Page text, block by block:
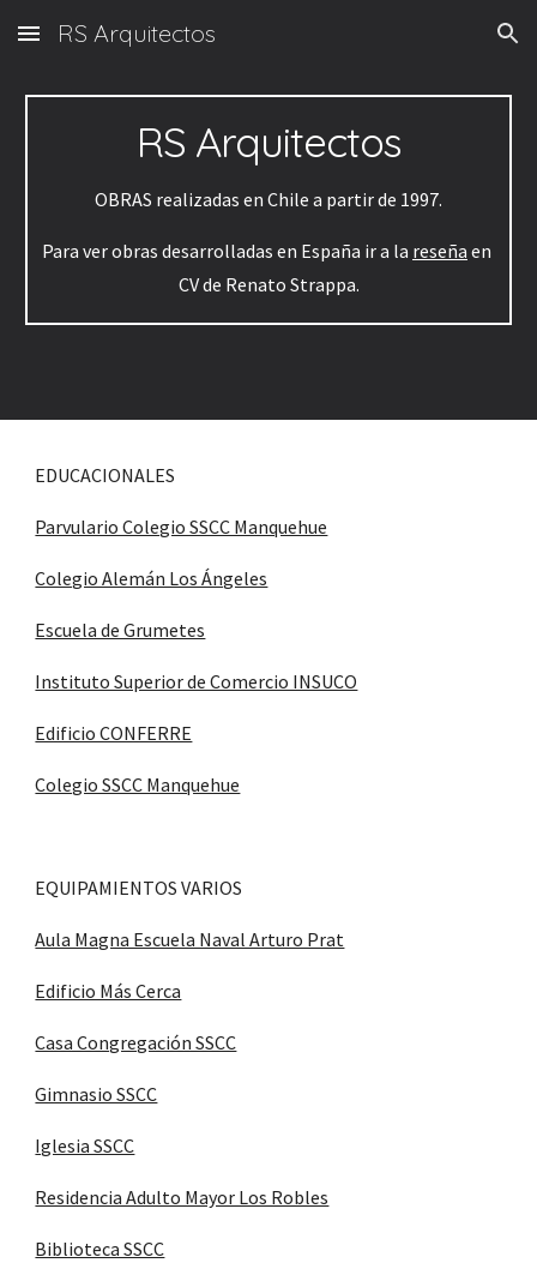
Skip to main content Skip to navigation
RS Arquitectos
RS Arquitectos
OBRAS realizadas en Chile a partir de 1997.
Para ver obras desarrolladas en España ir a la reseña en
CV de Renato Strappa.
EDUCACIONALES
Parvulario Colegio SSCC Manquehue
Colegio Alemán Los Ángeles
Escuela de Grumetes
Instituto Superior de Comercio INSUCO
Edificio CONFERRE
Colegio SSCC Manquehue
EQUIPAMIENTOS VARIOS
Aula Magna Escuela Naval Arturo Prat
Edificio Más Cerca
Casa Congregación SSCC
Gimnasio SSCC
Iglesia SSCC
Residencia Adulto Mayor Los Robles
Biblioteca SSCC